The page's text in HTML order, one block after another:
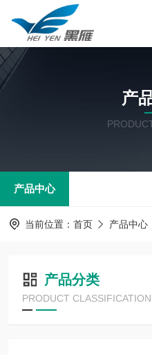
产
产品中心
当前位置： 首页 产品中心
产品分类
PRODUCT CLASSIFICATION